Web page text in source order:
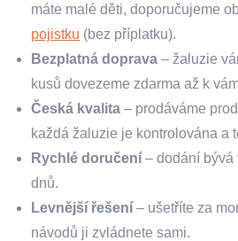
máte malé děti, doporučujeme
pojistku (bez příplatku).
Bezplatná doprava – žaluzie
kusů dovezeme zdarma až k
Česká kvalita – prodáváme
každá žaluzie je kontrolována a
Rychlé doručení – dodání bývá
dnů.
Levnější řešení – ušetříte za
návodů ji zvládnete sami.